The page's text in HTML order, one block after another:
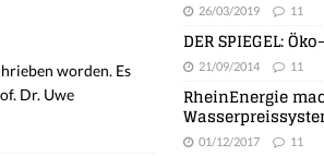
worden. Es
Dr. Uwe
26/03/2019 11
DER SPIEGEL:
21/09/2014 11
RheinEnergie
01/12/2017 11